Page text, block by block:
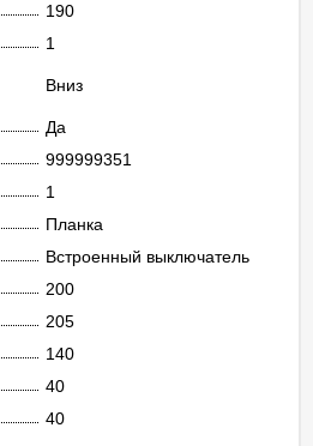
190
1
Вниз
Да
999999351
1
Планка
Встроенный выключатель
200
205
140
40
40